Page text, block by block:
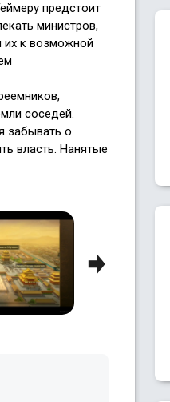
предстоит
министров,
их к возможной
соседей.
забывать о
власть. Нанятые
Next